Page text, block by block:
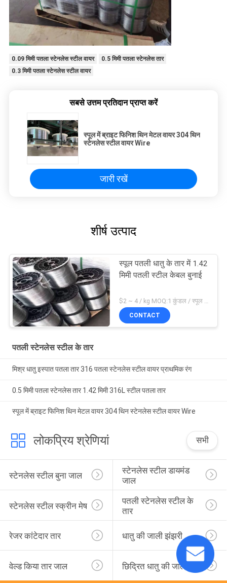
0.09 मिमी पतला स्टेनलेस स्टील वायर
0.5 मिमी पतला स्टेनलेस तार
0.3 मिमी पतला स्टेनलेस स्टील वायर
सबसे उत्तम प्रतिदान प्राप्त करें
स्पूल में ब्राइट फिनिश थिन मेटल वायर 304 थिन
स्टेनलेस स्टील वायर Wire
जारी रखें
शीर्ष उत्पाद
स्पूल पतली धातु के तार में 1.42
मिमी पतली स्टील केबल बुनाई
CONTACT
पतली स्टेनलेस स्टील के तार
मिश्र धातु इस्पात पतला तार 316 पतला स्टेनलेस स्टील वायर प्राथमिक रंग
0.5 मिमी पतला स्टेनलेस तार 1.42 मिमी 316L स्टील पतला तार
स्पूल में ब्राइट फिनिश थिन मेटल वायर 304 थिन स्टेनलेस स्टील वायर Wire
लोकप्रिय श्रेणियां सभी
स्टेनलेस स्टील बुना जाल
स्टेनलेस स्टील डायमंड
जाल
स्टेनलेस स्टील स्क्रीन मेष
पतली स्टेनलेस स्टील के
तार
रेजर कांटेदार तार धातु की जाली झंझरी
वेल्ड किया तार जाल छिद्रित धातु की जाली